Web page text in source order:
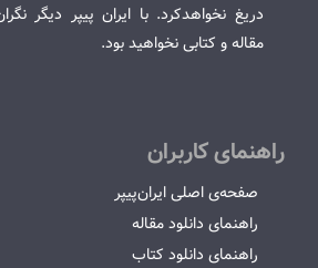
دریغ نخواهدکرد. با ایران پیپر دیگر
مقاله و کتابی نخواهید بود.
راهنمای کاربران
صفحه‌ی اصلی ایران‌پیپر
راهنمای دانلود مقاله
راهنمای دانلود کتاب